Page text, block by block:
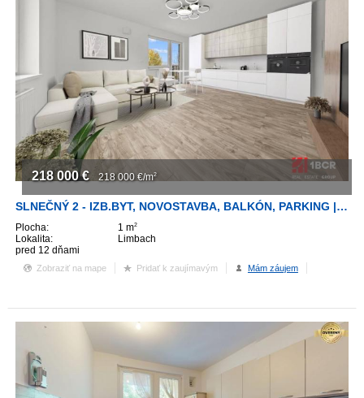
SLNEČNÝ 2 - IZB.BYT, NOVOSTAVBA, BALKÓN, PARKING | LIMBAŠSKÁ CESTA
Plocha: 1 m2
Lokalita:
Limbach
pred 12 dňami
218 000 € 218 000 €/m2
Zobraziť na mape Pridať k zaujímavým Mám záujem